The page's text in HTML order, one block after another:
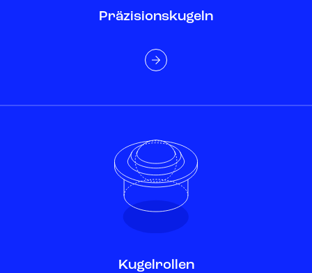
Präzisionskugeln
Kugelrollen